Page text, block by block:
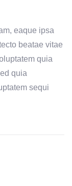
eaque ipsa
beatae vitae
quia
quia
sequi